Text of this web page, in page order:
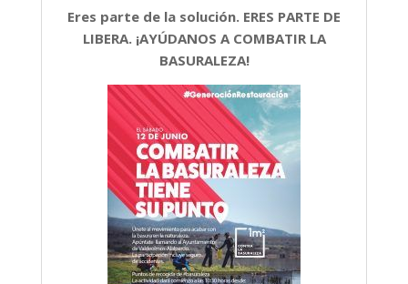
Eres parte de la solución. ERES PARTE DE
LIBERA. ¡AYÚDANOS A COMBATIR LA
BASURALEZA!